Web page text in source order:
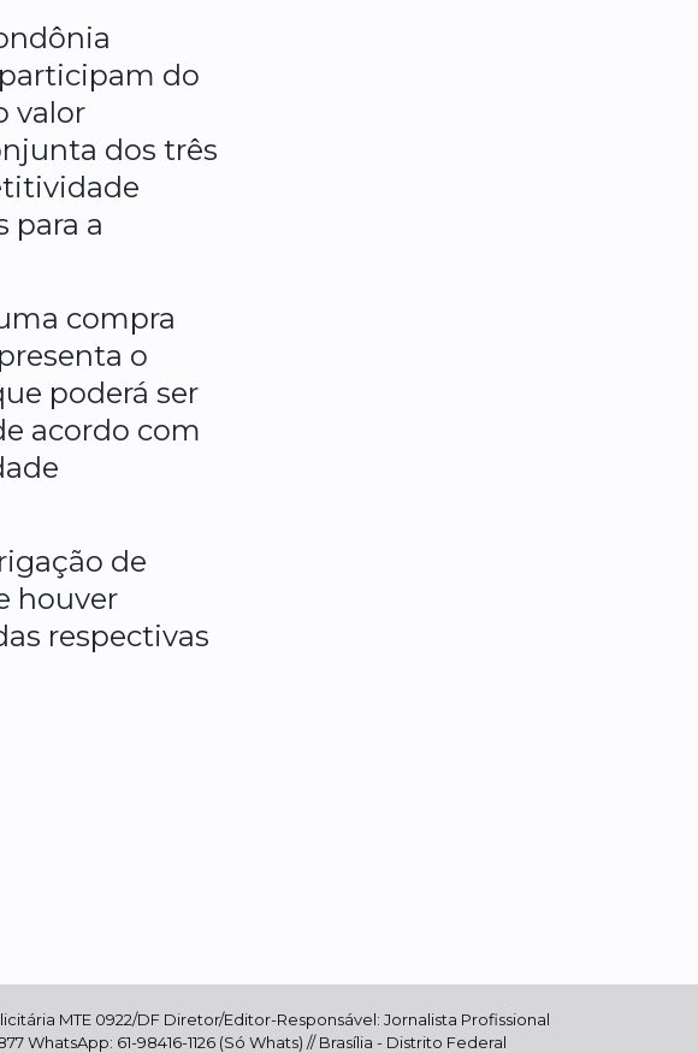
do
valor
dos três
para a
compra
o
poderá ser
acordo com
de
houver
respectivas
MTE 0922/DF Diretor/Editor-Responsável: Jornalista Profissional
WhatsApp: 61-98416-1126 (Só Whats) // Brasília - Distrito Federal